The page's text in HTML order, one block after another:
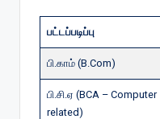
பட்டப்படிப்பு
பி.காம் (B.Com)
பி.சி.ஏ (BCA – Computer
related)